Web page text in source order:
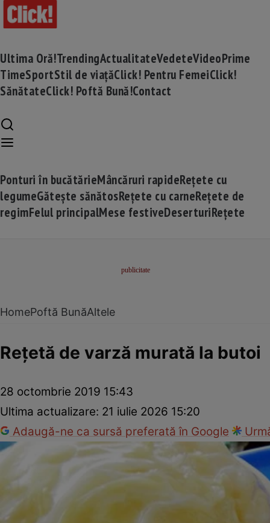
Ultima Oră!TrendingActualitateVedeteVideoPrime
TimeSportStil de viațăClick! Pentru FemeiClick!
SănătateClick! Poftă Bună!Contact
Ponturi în bucătărieMâncăruri rapideRețete cu
legumeGătește sănătosRețete cu carneRețete de
regimFelul principalMese festiveDeserturiRețete
HomePoftă BunăAltele
Reţetă de varză murată la butoi
28 octombrie 2019 15:43
Ultima actualizare: 21 iulie 2026 15:20
Adaugă-ne ca sursă preferată în Google